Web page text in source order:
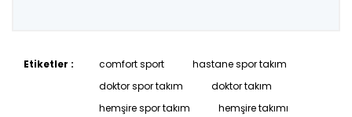
Etiketler : comfort sport
hastane spor takım
doktor spor takım
doktor takım
hemşire spor takım
hemşire takımı